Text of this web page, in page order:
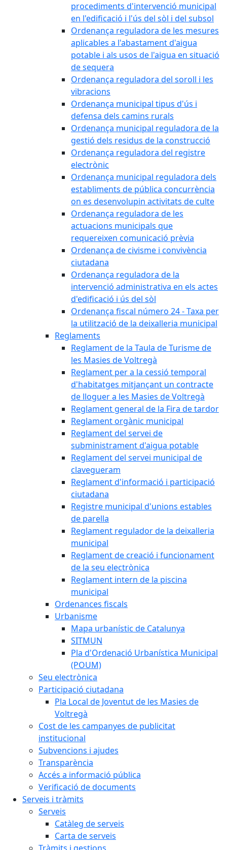
procediments d'intervenció municipal
en l'edificació i l'ús del sòl i del subsol
Ordenança reguladora de les mesures
aplicables a l'abastament d'aigua
potable i als usos de l'aigua en situació
de sequera
Ordenança reguladora del soroll i les
vibracions
Ordenança municipal tipus d'ús i
defensa dels camins rurals
Ordenança municipal reguladora de la
gestió dels residus de la construcció
Ordenança reguladora del registre
electrònic
Ordenança municipal reguladora dels
establiments de pública concurrència
on es desenvolupin activitats de culte
Ordenança reguladora de les
actuacions municipals que
requereixen comunicació prèvia
Ordenança de civisme i convivència
ciutadana
Ordenança reguladora de la
intervenció administrativa en els actes
d'edificació i ús del sòl
Ordenança fiscal número 24 - Taxa per
la utilització de la deixalleria municipal
Reglaments
Reglament de la Taula de Turisme de
les Masies de Voltregà
Reglament per a la cessió temporal
d'habitatges mitjançant un contracte
de lloguer a les Masies de Voltregà
Reglament general de la Fira de tardor
Reglament orgànic municipal
Reglament del servei de
subministrament d'aigua potable
Reglament del servei municipal de
clavegueram
Reglament d'informació i participació
ciutadana
Registre municipal d'unions estables
de parella
Reglament regulador de la deixalleria
municipal
Reglament de creació i funcionament
de la seu electrònica
Reglament intern de la piscina
municipal
Ordenances fiscals
Urbanisme
Mapa urbanístic de Catalunya
SITMUN
Pla d'Ordenació Urbanística Municipal
(POUM)
Seu electrònica
Participació ciutadana
Pla Local de Joventut de les Masies de
Voltregà
Cost de les campanyes de publicitat
institucional
Subvencions i ajudes
Transparència
Accés a informació pública
Verificació de documents
Serveis i tràmits
Serveis
Catàleg de serveis
Carta de serveis